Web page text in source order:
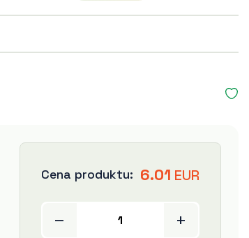
Cena produktu: 6.01 EUR
+
–